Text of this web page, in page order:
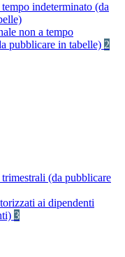
indeterminato (da
non a tempo
pubblicare in tabelle) 2
trimestrali (da pubblicare
ai dipendenti
3